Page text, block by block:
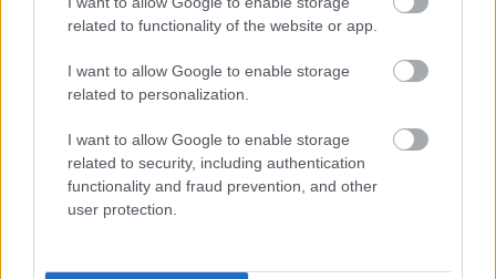
related to functionality of the website or app.
I want to allow Google to enable storage
related to personalization.
I want to allow Google to enable storage
related to security, including authentication
functionality and fraud prevention, and other
user protection.